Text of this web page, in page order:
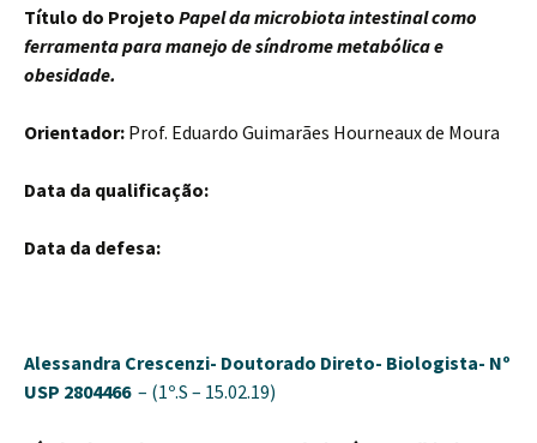
Título do Projeto Papel da microbiota intestinal como
ferramenta para manejo de síndrome metabólica e
obesidade.
Orientador: Prof. Eduardo Guimarães Hourneaux de Moura
Data da qualificação:
Data da defesa:
Alessandra Crescenzi- Doutorado Direto- Biologista- Nº
USP 2804466 – (1º.S – 15.02.19)